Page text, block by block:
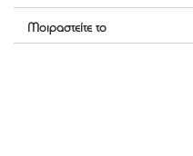
Μοιραστείτε το